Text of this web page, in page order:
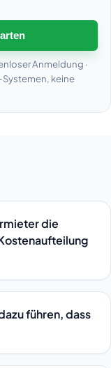
Anmeldung ·
keine
die
führen, dass